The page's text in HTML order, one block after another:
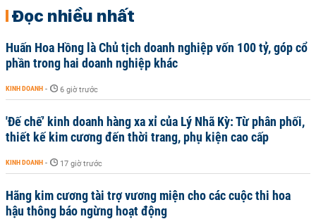
Đọc nhiều nhất
Huấn Hoa Hồng là Chủ tịch doanh nghiệp vốn 100 tỷ, góp cổ
phần trong hai doanh nghiệp khác
KINH DOANH - 6 giờ trước
'Đế chế’ kinh doanh hàng xa xỉ của Lý Nhã Kỳ: Từ phân phối,
thiết kế kim cương đến thời trang, phụ kiện cao cấp
KINH DOANH - 17 giờ trước
Hãng kim cương tài trợ vương miện cho các cuộc thi hoa
hậu thông báo ngừng hoạt động